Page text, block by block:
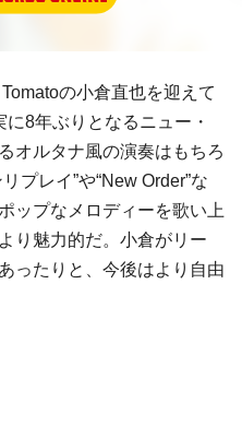
の小倉直也を迎えて
8年ぶりとなるニュー・
オルタナ風の演奏はもちろ
プレイ”や“New Order”な
ップなメロディーを歌い上
り魅力的だ。小倉がリー
ったりと、今後はより自由